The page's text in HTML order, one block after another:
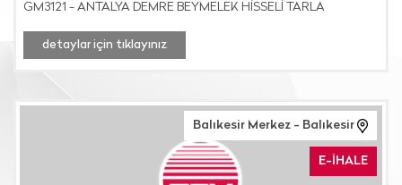
GM3121 - ANTALYA DEMRE BEYMELEK HİSSELİ TARLA
detaylar için tıklayınız
Balıkesir Merkez - Balıkesir
E-İHALE